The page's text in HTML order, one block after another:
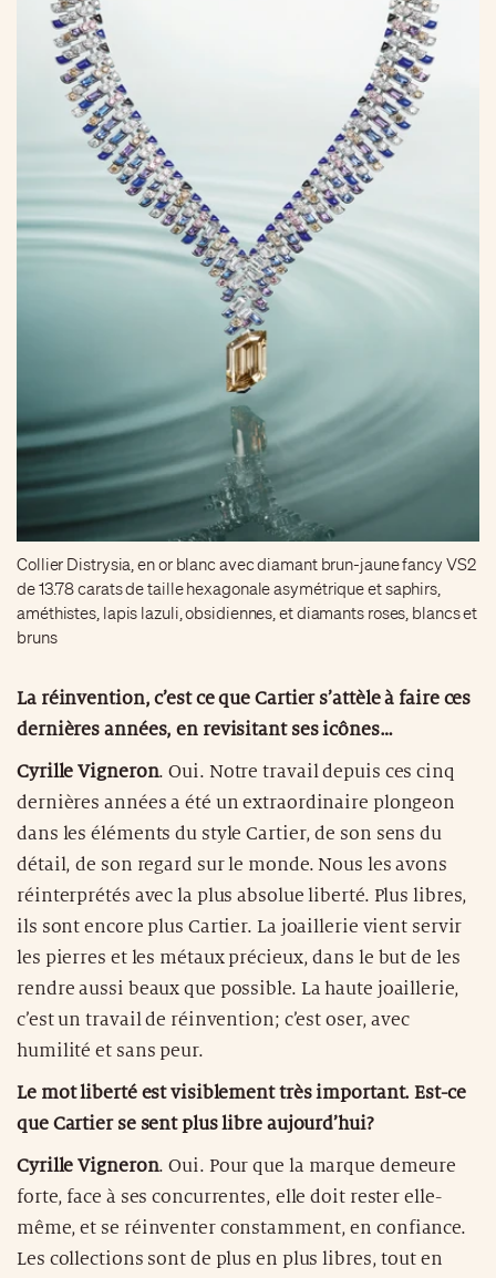
Collier Distrysia, en or blanc avec diamant brun-jaune fancy VS2
de 13.78 carats de taille hexagonale asymétrique et saphirs,
améthistes, lapis lazuli, obsidiennes, et diamants roses, blancs et
bruns
La réinvention, c’est ce que Cartier s’attèle à faire ces
dernières années, en revisitant ses icônes…
Cyrille Vigneron. Oui. Notre travail depuis ces cinq
dernières années a été un extraordinaire plongeon
dans les éléments du style Cartier, de son sens du
détail, de son regard sur le monde. Nous les avons
réinterprétés avec la plus absolue liberté. Plus libres,
ils sont encore plus Cartier. La joaillerie vient servir
les pierres et les métaux précieux, dans le but de les
rendre aussi beaux que possible. La haute joaillerie,
c’est un travail de réinvention; c’est oser, avec
humilité et sans peur.
Le mot liberté est visiblement très important. Est-ce
que Cartier se sent plus libre aujourd’hui?
Cyrille Vigneron. Oui. Pour que la marque demeure
forte, face à ses concurrentes, elle doit rester elle-
même, et se réinventer constamment, en confiance.
Les collections sont de plus en plus libres, tout en